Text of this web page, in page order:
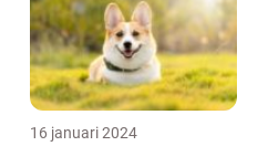
16 januari 2024